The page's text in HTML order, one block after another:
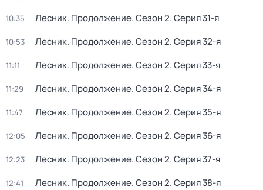
10:35 Лесник. Продолжение. Сезон 2. Серия 31-я
10:53 Лесник. Продолжение. Сезон 2. Серия 32-я
11:11 Лесник. Продолжение. Сезон 2. Серия 33-я
11:29 Лесник. Продолжение. Сезон 2. Серия 34-я
11:47 Лесник. Продолжение. Сезон 2. Серия 35-я
12:05 Лесник. Продолжение. Сезон 2. Серия 36-я
12:23 Лесник. Продолжение. Сезон 2. Серия 37-я
12:41 Лесник. Продолжение. Сезон 2. Серия 38-я